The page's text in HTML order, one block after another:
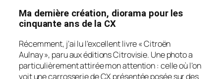
Ma dernière création, diorama pour les
cinquante ans de la CX
Récemment, j’ai lu l’excellent livre « Citroën
Aulnay », paru aux éditions Citrovisie. Une photo a
particulièrement attirée mon attention : celle où l’on
voit une carrosserie de CX présentée posée sur des